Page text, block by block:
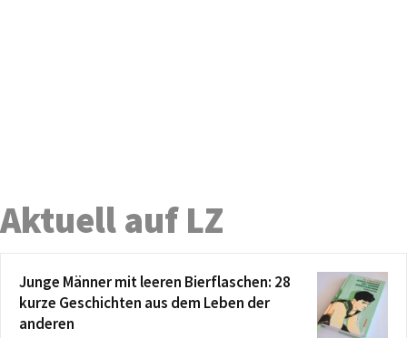
Aktuell auf LZ
Junge Männer mit leeren Bierflaschen: 28
kurze Geschichten aus dem Leben der
anderen